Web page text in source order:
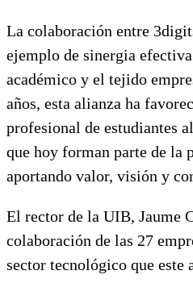
La colaboración entre
ejemplo de sinergia
académico y el tejido
años, esta alianza ha
profesional de estudiantes
que hoy forman parte de la
aportando valor, visión y
El rector de la UIB, Jaume
colaboración de las 27
sector tecnológico que este